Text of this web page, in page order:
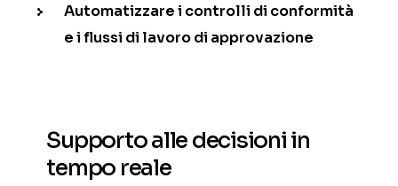
Automatizzare i controlli di conformità
e i flussi di lavoro di approvazione
Supporto alle decisioni in
tempo reale